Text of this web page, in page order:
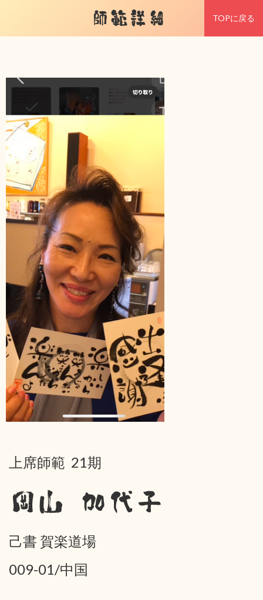
師範詳細 TOPに戻る
上席師範 21期
岡山 加代子
己書 賀楽道場
009-01/中国